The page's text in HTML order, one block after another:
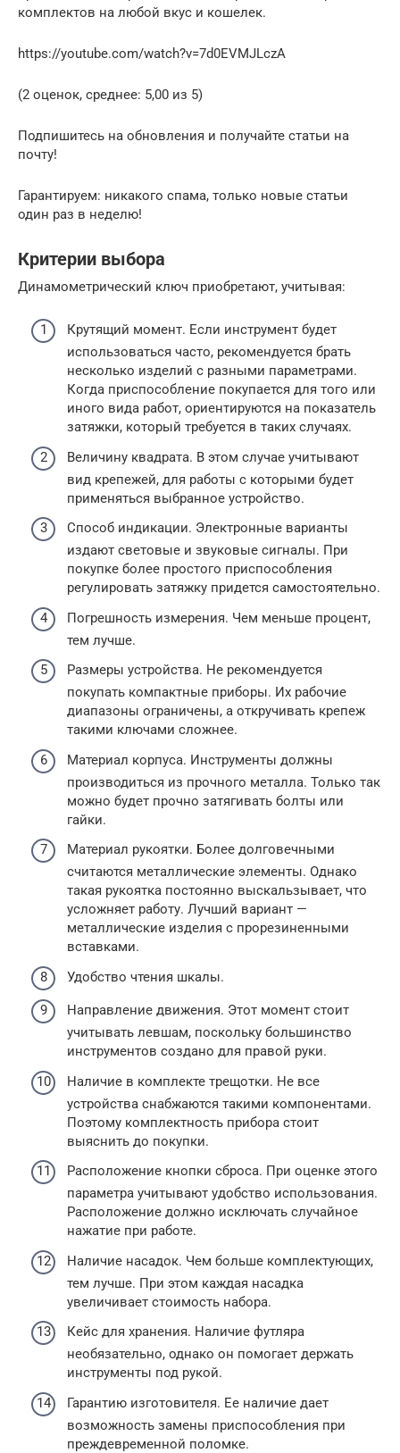
комплектов на любой вкус и кошелек.
https://youtube.com/watch?v=7d0EVMJLczA
(2 оценок, среднее: 5,00 из 5)
Подпишитесь на обновления и получайте статьи на
почту!
Гарантируем: никакого спама, только новые статьи
один раз в неделю!
Критерии выбора
Динамометрический ключ приобретают, учитывая:
Крутящий момент. Если инструмент будет
использоваться часто, рекомендуется брать
несколько изделий с разными параметрами.
Когда приспособление покупается для того или
иного вида работ, ориентируются на показатель
затяжки, который требуется в таких случаях.
Величину квадрата. В этом случае учитывают
вид крепежей, для работы с которыми будет
применяться выбранное устройство.
Способ индикации. Электронные варианты
издают световые и звуковые сигналы. При
покупке более простого приспособления
регулировать затяжку придется самостоятельно.
Погрешность измерения. Чем меньше процент,
тем лучше.
Размеры устройства. Не рекомендуется
покупать компактные приборы. Их рабочие
диапазоны ограничены, а откручивать крепеж
такими ключами сложнее.
Материал корпуса. Инструменты должны
производиться из прочного металла. Только так
можно будет прочно затягивать болты или
гайки.
Материал рукоятки. Более долговечными
считаются металлические элементы. Однако
такая рукоятка постоянно выскальзывает, что
усложняет работу. Лучший вариант —
металлические изделия с прорезиненными
вставками.
Удобство чтения шкалы.
Направление движения. Этот момент стоит
учитывать левшам, поскольку большинство
инструментов создано для правой руки.
Наличие в комплекте трещотки. Не все
устройства снабжаются такими компонентами.
Поэтому комплектность прибора стоит
выяснить до покупки.
Расположение кнопки сброса. При оценке этого
параметра учитывают удобство использования.
Расположение должно исключать случайное
нажатие при работе.
Наличие насадок. Чем больше комплектующих,
тем лучше. При этом каждая насадка
увеличивает стоимость набора.
Кейс для хранения. Наличие футляра
необязательно, однако он помогает держать
инструменты под рукой.
Гарантию изготовителя. Ее наличие дает
возможность замены приспособления при
преждевременной поломке.